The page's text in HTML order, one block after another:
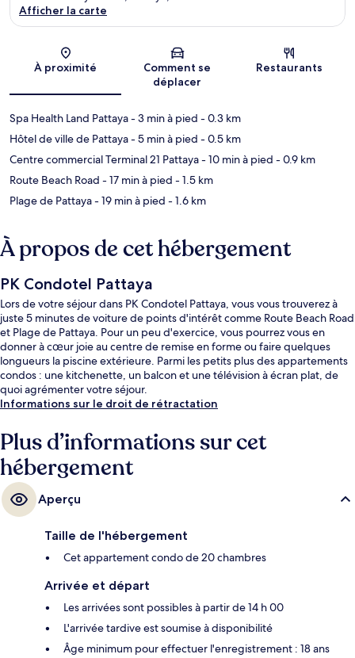
Carte
Afficher la carte
À proximité
Comment se
déplacer
Restaurants
Spa Health Land Pattaya- 3 min à pied - 0.3 km
Hôtel de ville de Pattaya- 5 min à pied - 0.5 km
Centre commercial Terminal 21 Pattaya- 10 min à pied - 0.9 km
Route Beach Road - 17 min à pied - 1.5 km
Plage de Pattaya- 19 min à pied - 1.6 km
À propos de cet hébergement
PK Condotel Pattaya
Lors de votre séjour dans PK Condotel Pattaya, vous vous trouverez à
juste 5 minutes de voiture de points d'intérêt comme Route Beach Road
et Plage de Pattaya. Pour un peu d'exercice, vous pourrez vous en
donner à cœur joie au centre de remise en forme ou faire quelques
longueurs la piscine extérieure. Parmi les petits plus des appartements
condos : une kitchenette, un balcon et une télévision à écran plat, de
quoi agrémenter votre séjour.
Informations sur le droit de rétractation
Plus d’informations sur cet
hébergement
Aperçu
Taille de l'hébergement
Cet appartement condo de 20 chambres
Arrivée et départ
Les arrivées sont possibles à partir de 14 h 00
L'arrivée tardive est soumise à disponibilité
Âge minimum pour effectuer l'enregistrement : 18 ans